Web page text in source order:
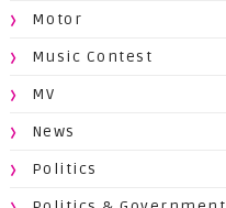
Motor
Music Contest
MV
News
Politics